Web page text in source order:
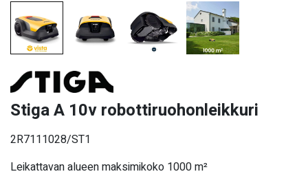
Stiga A 10v robottiruohonleikkuri
2R7111028/ST1
Leikattavan alueen maksimikoko 1000 m²